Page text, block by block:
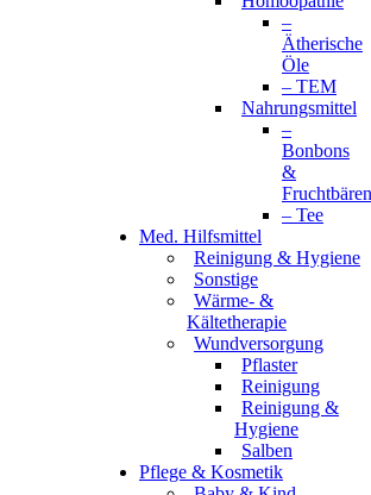
–
Ätherische
Öle
– TEM
Nahrungsmittel
–
Bonbons
&
Fruchtbären
– Tee
Med. Hilfsmittel
Reinigung & Hygiene
Sonstige
Wärme- &
Kältetherapie
Wundversorgung
Pflaster
Reinigung
Reinigung &
Hygiene
Salben
Pflege & Kosmetik